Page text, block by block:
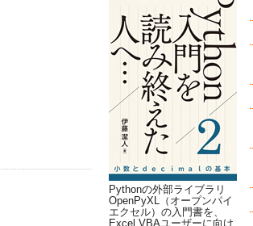
Pythonの外部ライブラリ
OpenPyXL（オープンパイ
エクセル）の入門書を、
Excel VBAユーザーに向け